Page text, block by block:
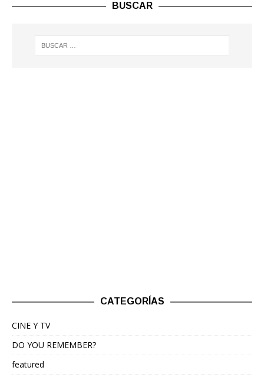
BUSCAR
CATEGORÍAS
CINE Y TV
DO YOU REMEMBER?
featured